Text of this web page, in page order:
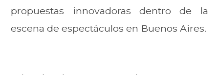
propuestas innovadoras dentro de la
escena de espectáculos en Buenos Aires.